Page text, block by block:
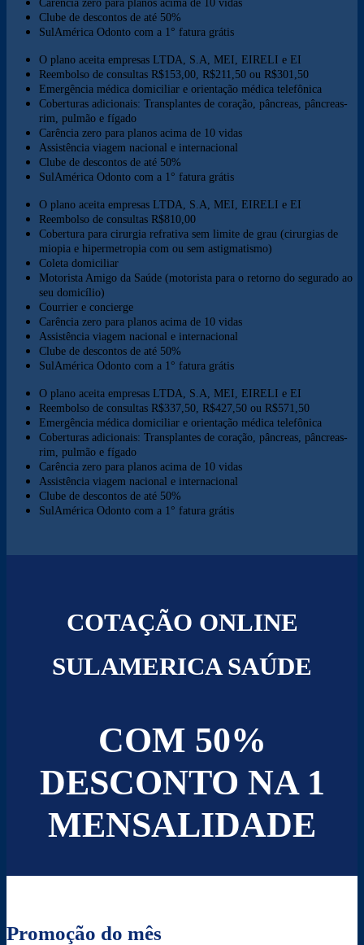
Clube de descontos de até 50%
SulAmérica Odonto com a 1° fatura grátis
O plano aceita empresas LTDA, S.A, MEI, EIRELI e EI
Reembolso de consultas R$153,00, R$211,50 ou R$301,50
Emergência médica domiciliar e orientação médica telefônica
Coberturas adicionais: Transplantes de coração, pâncreas, pâncreas-
rim, pulmão e fígado
Carência zero para planos acima de 10 vidas
Assistência viagem nacional e internacional
Clube de descontos de até 50%
SulAmérica Odonto com a 1° fatura grátis
O plano aceita empresas LTDA, S.A, MEI, EIRELI e EI
Reembolso de consultas R$810,00
Cobertura para cirurgia refrativa sem limite de grau (cirurgias de
miopia e hipermetropia com ou sem astigmatismo)
Coleta domiciliar
Motorista Amigo da Saúde (motorista para o retorno do segurado ao
seu domicílio)
Courrier e concierge
Carência zero para planos acima de 10 vidas
Assistência viagem nacional e internacional
Clube de descontos de até 50%
SulAmérica Odonto com a 1° fatura grátis
O plano aceita empresas LTDA, S.A, MEI, EIRELI e EI
Reembolso de consultas R$337,50, R$427,50 ou R$571,50
Emergência médica domiciliar e orientação médica telefônica
Coberturas adicionais: Transplantes de coração, pâncreas, pâncreas-
rim, pulmão e fígado
Carência zero para planos acima de 10 vidas
Assistência viagem nacional e internacional
Clube de descontos de até 50%
SulAmérica Odonto com a 1° fatura grátis
COTAÇÃO ONLINE
SULAMERICA SAÚDE
COM 50%
DESCONTO NA 1
MENSALIDADE
Promoção do mês